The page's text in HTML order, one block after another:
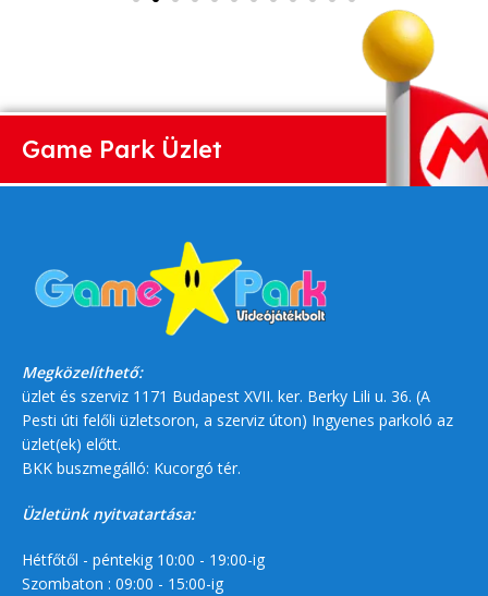
Game Park Üzlet
Megközelíthető:
üzlet és szerviz 1171 Budapest XVII. ker. Berky Lili u. 36. (A
Pesti úti felőli üzletsoron, a szerviz úton) Ingyenes parkoló az
üzlet(ek) előtt.
BKK buszmegálló: Kucorgó tér.
Üzletünk nyitvatartása:
Hétfőtől - péntekig 10:00 - 19:00-ig
Szombaton : 09:00 - 15:00-ig